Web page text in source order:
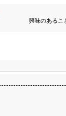
興味のあるこ